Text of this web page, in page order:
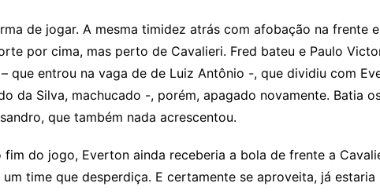
de jogar. A mesma timidez atrás com afobação na frente
por cima, mas perto de Cavalieri. Fred bateu e Paulo
que entrou na vaga de de Luiz Antônio -, que dividiu com
da Silva, machucado -, porém, apagado novamente. Batia
que também nada acrescentou.
do jogo, Everton ainda receberia a bola de frente a
time que desperdiça. E certamente se aproveita, já estaria